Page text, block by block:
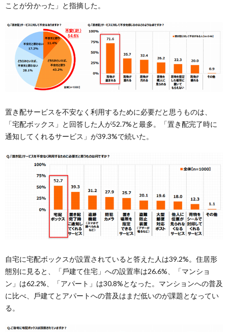
ことが分かった」と指摘した。
置き配サービスを不安なく利⽤するために必要だと思うものは、
「宅配ボックス」と回答した⼈が52.7%と最多。「置き配完了時に
通知してくれるサービス」が39.3%で続いた。
⾃宅に宅配ボックスが設置されていると答えた人は39.2%。住居形
態別に見ると、「⼾建て住宅」への設置率は26.6%、「マンショ
ン」は62.2%、「アパート」は30.8%となった。マンションへの普及
に⽐べ、⼾建てとアパートへの普及はまだ低いのが課題となってい
る。